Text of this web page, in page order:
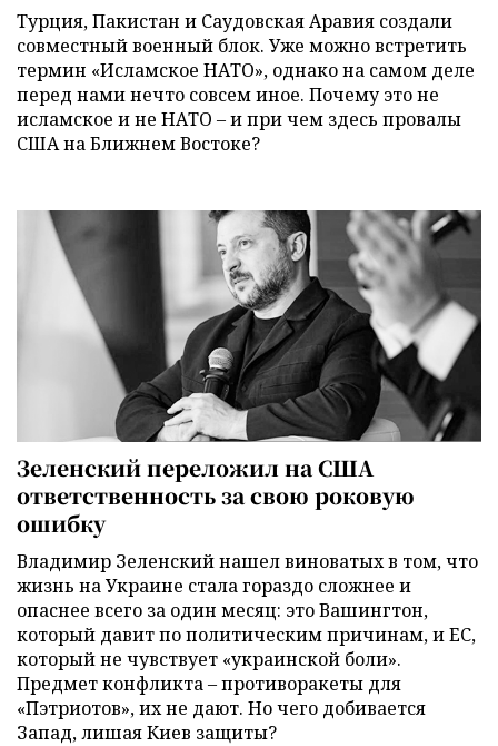
Турция, Пакистан и Саудовская Аравия создали
совместный военный блок. Уже можно встретить
термин «Исламское НАТО», однако на самом деле
перед нами нечто совсем иное. Почему это не
исламское и не НАТО – и при чем здесь провалы
США на Ближнем Востоке?
Зеленский переложил на США
ответственность за свою роковую
ошибку
Владимир Зеленский нашел виноватых в том, что
жизнь на Украине стала гораздо сложнее и
опаснее всего за один месяц: это Вашингтон,
который давит по политическим причинам, и ЕС,
который не чувствует «украинской боли».
Предмет конфликта – противоракеты для
«Пэтриотов», их не дают. Но чего добивается
Запад, лишая Киев защиты?